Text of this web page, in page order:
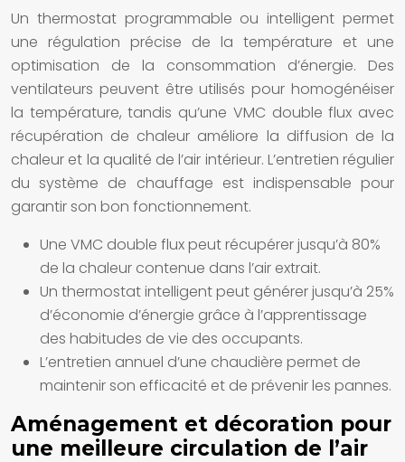
Un thermostat programmable ou intelligent permet
une régulation précise de la température et une
optimisation de la consommation d’énergie. Des
ventilateurs peuvent être utilisés pour homogénéiser
la température, tandis qu’une VMC double flux avec
récupération de chaleur améliore la diffusion de la
chaleur et la qualité de l’air intérieur. L’entretien régulier
du système de chauffage est indispensable pour
garantir son bon fonctionnement.
Une VMC double flux peut récupérer jusqu’à 80%
de la chaleur contenue dans l’air extrait.
Un thermostat intelligent peut générer jusqu’à 25%
d’économie d’énergie grâce à l’apprentissage
des habitudes de vie des occupants.
L’entretien annuel d’une chaudière permet de
maintenir son efficacité et de prévenir les pannes.
Aménagement et décoration pour
une meilleure circulation de l’air